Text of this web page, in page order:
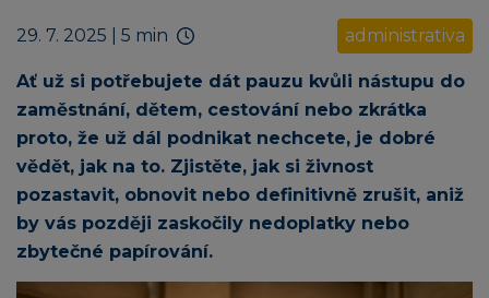
29. 7. 2025 | 5 min administrativa
Ať už si potřebujete dát pauzu kvůli nástupu do
zaměstnání, dětem, cestování nebo zkrátka
proto, že už dál podnikat nechcete, je dobré
vědět, jak na to. Zjistěte, jak si živnost
pozastavit, obnovit nebo definitivně zrušit, aniž
by vás později zaskočily nedoplatky nebo
zbytečné papírování.